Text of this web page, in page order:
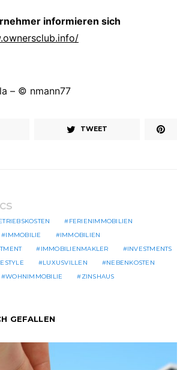
informieren sich
– © nmann77
TWEET
FERIENIMMOBILIEN
IMMOBILIE
IMMOBILIEN
IMMOBILIENMAKLER
INVESTMENTS
LUXUSVILLEN
NEBENKOSTEN
WOHNIMMOBILIE ZINSHAUS
GEFALLEN